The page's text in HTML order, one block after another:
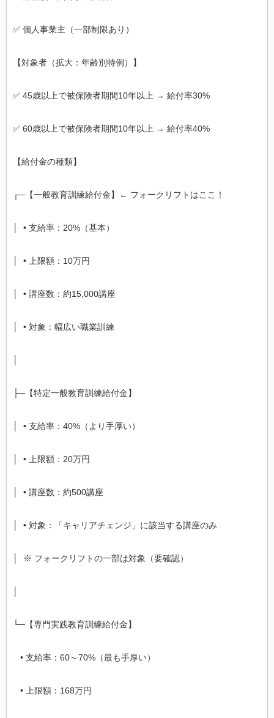
✅ 個人事業主（一部制限あり）
【対象者（拡大：年齢別特例）】
✅ 45歳以上で被保険者期間10年以上 → 給付率30%
✅ 60歳以上で被保険者期間10年以上 → 給付率40%
【給付金の種類】
┌─【一般教育訓練給付金】← フォークリフトはここ！
│ • 支給率：20%（基本）
│ • 上限額：10万円
│ • 講座数：約15,000講座
│ • 対象：幅広い職業訓練
├─【特定一般教育訓練給付金】
│ • 支給率：40%（より手厚い）
│ • 上限額：20万円
│ • 講座数：約500講座
│ • 対象：「キャリアチェンジ」に該当する講座のみ
│ ※ フォークリフトの一部は対象（要確認）
└─【専門実践教育訓練給付金】
• 支給率：60～70%（最も手厚い）
• 上限額：168万円